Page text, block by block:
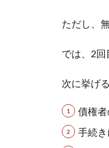
ただし、
では、2回
次に挙げ
債権
手続